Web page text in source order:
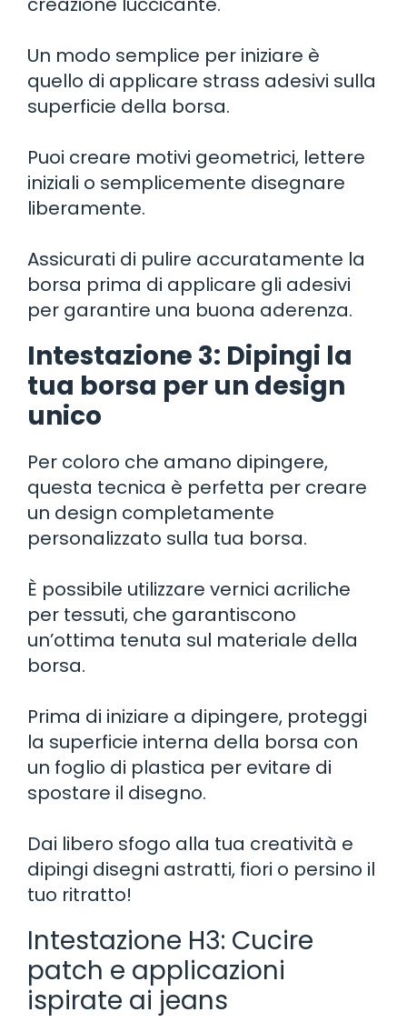
Un modo semplice per iniziare è
quello di applicare strass adesivi sulla
superficie della borsa.
Puoi creare motivi geometrici, lettere
iniziali o semplicemente disegnare
liberamente.
Assicurati di pulire accuratamente la
borsa prima di applicare gli adesivi
per garantire una buona aderenza.
Intestazione 3: Dipingi la
tua borsa per un design
unico
Per coloro che amano dipingere,
questa tecnica è perfetta per creare
un design completamente
personalizzato sulla tua borsa.
È possibile utilizzare vernici acriliche
per tessuti, che garantiscono
un’ottima tenuta sul materiale della
borsa.
Prima di iniziare a dipingere, proteggi
la superficie interna della borsa con
un foglio di plastica per evitare di
spostare il disegno.
Dai libero sfogo alla tua creatività e
dipingi disegni astratti, fiori o persino il
tuo ritratto!
Intestazione H3: Cucire
patch e applicazioni
ispirate ai jeans